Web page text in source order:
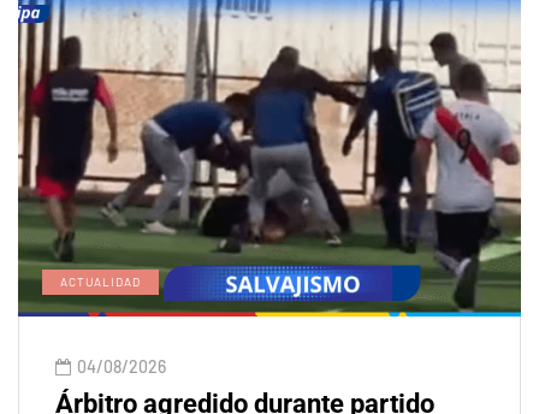
ACTUALIDAD
04/08/2026
Árbitro agredido durante partido